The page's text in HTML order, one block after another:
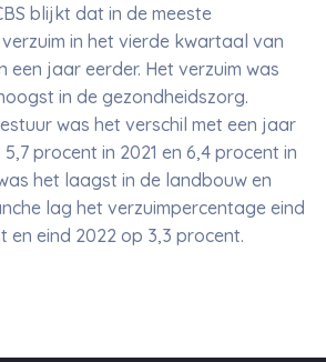
blijkt dat in de meeste
in het vierde kwartaal van
een jaar eerder. Het verzuim was
in de gezondheidszorg.
was het verschil met een jaar
procent in 2021 en 6,4 procent in
het laagst in de landbouw en
lag het verzuimpercentage eind
en eind 2022 op 3,3 procent.